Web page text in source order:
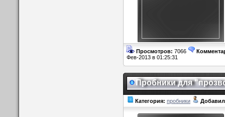
Просмотров: 7066
Фев-2013 в 01:25:31
Пробники для
Категория: пробники